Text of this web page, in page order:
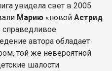
увидела свет в 2005
Марию «новой Астрид
справедливое
автора обладает
той же невероятной
шалости